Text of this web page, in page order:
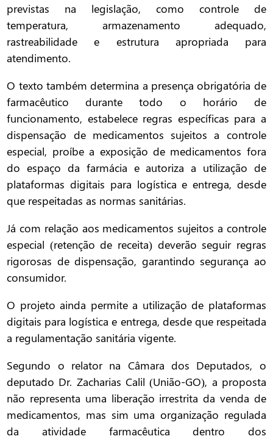
previstas na legislação, como controle de
temperatura, armazenamento adequado,
rastreabilidade e estrutura apropriada para
atendimento.
O texto também determina a presença obrigatória de
farmacêutico durante todo o horário de
funcionamento, estabelece regras específicas para a
dispensação de medicamentos sujeitos a controle
especial, proíbe a exposição de medicamentos fora
do espaço da farmácia e autoriza a utilização de
plataformas digitais para logística e entrega, desde
que respeitadas as normas sanitárias.
Já com relação aos medicamentos sujeitos a controle
especial (retenção de receita) deverão seguir regras
rigorosas de dispensação, garantindo segurança ao
consumidor.
O projeto ainda permite a utilização de plataformas
digitais para logística e entrega, desde que respeitada
a regulamentação sanitária vigente.
Segundo o relator na Câmara dos Deputados, o
deputado Dr. Zacharias Calil (União-GO), a proposta
não representa uma liberação irrestrita da venda de
medicamentos, mas sim uma organização regulada
da atividade farmacêutica dentro dos